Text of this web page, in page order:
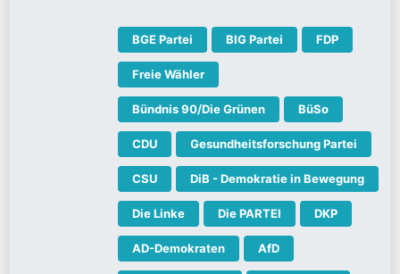
BGE Partei BIG Partei FDP
Freie Wähler
Bündnis 90/Die Grünen BüSo
CDU Gesundheitsforschung Partei
CSU DiB - Demokratie in Bewegung
Die Linke Die PARTEI DKP
AD-Demokraten AfD